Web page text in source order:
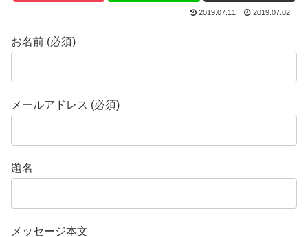
2019.07.11 2019.07.02
お名前 (必須)
メールアドレス (必須)
題名
メッセージ本文